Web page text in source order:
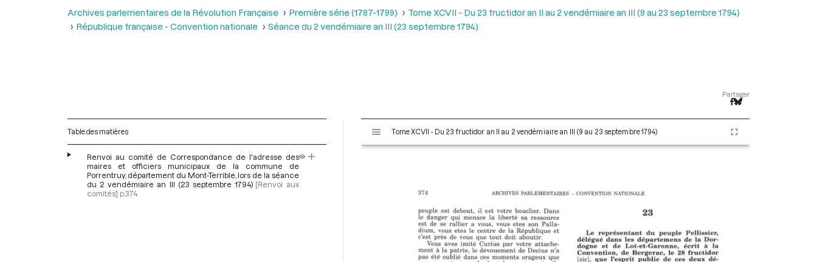
Archives parlementaires de la Révolution Française Première série (1787-1799)
Tome XCVII - Du 23 fructidor an II au 2 vendémiaire an III (9 au 23 septembre 1794)
République française - Convention nationale
Séance du 2 vendémiaire an III (23 septembre 1794)
Partager
Table des matières
Renvoi au comité de Correspondance de l'adresse des
maires et officiers municipaux de la commune de
Porrentruy, département du Mont-Terrible, lors de la séance
du 2 vendémiaire an III (23 septembre 1794) [Renvoi aux
comités] p.374
s
Tome XCVII - Du 23 fructidor an II au 2 vendémiaire an III (9 au 23 septembre 1794)